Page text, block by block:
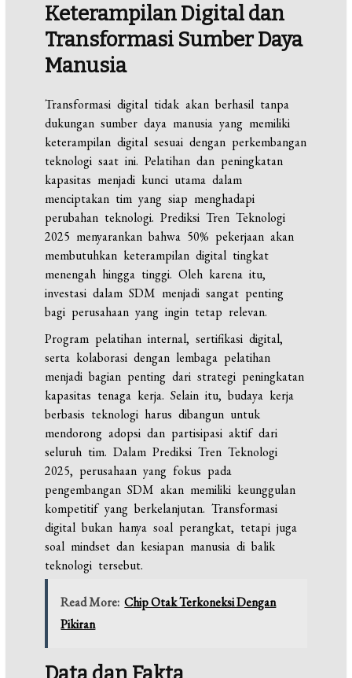
Keterampilan Digital dan
Transformasi Sumber Daya
Manusia
Transformasi digital tidak akan berhasil tanpa
dukungan sumber daya manusia yang memiliki
keterampilan digital sesuai dengan perkembangan
teknologi saat ini. Pelatihan dan peningkatan
kapasitas menjadi kunci utama dalam
menciptakan tim yang siap menghadapi
perubahan teknologi. Prediksi Tren Teknologi
2025 menyarankan bahwa 50% pekerjaan akan
membutuhkan keterampilan digital tingkat
menengah hingga tinggi. Oleh karena itu,
investasi dalam SDM menjadi sangat penting
bagi perusahaan yang ingin tetap relevan.
Program pelatihan internal, sertifikasi digital,
serta kolaborasi dengan lembaga pelatihan
menjadi bagian penting dari strategi peningkatan
kapasitas tenaga kerja. Selain itu, budaya kerja
berbasis teknologi harus dibangun untuk
mendorong adopsi dan partisipasi aktif dari
seluruh tim. Dalam Prediksi Tren Teknologi
2025, perusahaan yang fokus pada
pengembangan SDM akan memiliki keunggulan
kompetitif yang berkelanjutan. Transformasi
digital bukan hanya soal perangkat, tetapi juga
soal mindset dan kesiapan manusia di balik
teknologi tersebut.
Read More: Chip Otak Terkoneksi Dengan
Pikiran